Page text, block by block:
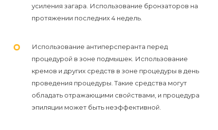
усиления загара. Использование бронзаторов на
протяжении последних 4 недель.
Использование антиперсперанта перед
процедурой в зоне подмышек. Использование
кремов и других средств в зоне процедуры в день
проведения процедуры. Такие средства могут
обладать отражающими свойствами, и процедура
эпиляции может быть неэффективной.